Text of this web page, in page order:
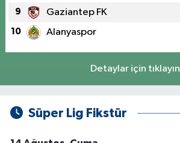
9 Gaziantep FK
10 Alanyaspor
Detaylar için tıklayın
Süper Lig Fikstür